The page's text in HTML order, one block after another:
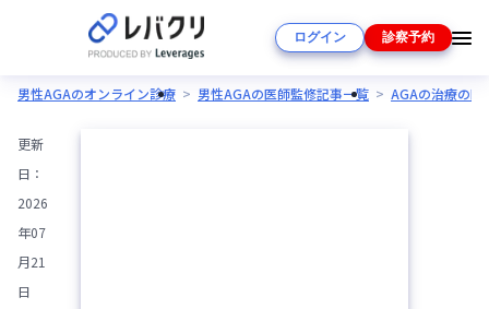
ログイン 診察予約
男性AGAのオンライン診療 男性AGAの医師監修記事一覧 AGAの治療の医
更新
日：
2026
年07
月21
日